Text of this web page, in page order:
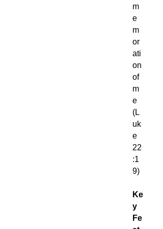
m
e
m
or
ati
on
of
m
e
(L
uk
e
22
:1
9)
Ke
y
Fe